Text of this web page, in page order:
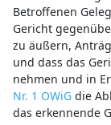
Betroffenen
Gericht
zu äußern,
und dass das
nehmen und in
Nr. 1 OWiGdie
das erkennende